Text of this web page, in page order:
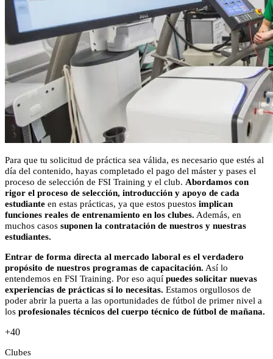
Para que tu solicitud de práctica sea válida, es necesario que estés al
día del contenido, hayas completado el pago del máster y pases el
proceso de selección de FSI Training y el club. Abordamos con
rigor el proceso de selección, introducción y apoyo de cada
estudiante en estas prácticas, ya que estos puestos implican
funciones reales de entrenamiento en los clubes. Además, en
muchos casos suponen la contratación de nuestros y nuestras
estudiantes.
Entrar de forma directa al mercado laboral es el verdadero
propósito de nuestros programas de capacitación. Así lo
entendemos en FSI Training. Por eso aquí puedes solicitar nuevas
experiencias de prácticas si lo necesitas. Estamos orgullosos de
poder abrir la puerta a las oportunidades de fútbol de primer nivel a
los profesionales técnicos del cuerpo técnico de fútbol de mañana.
+40
Clubes